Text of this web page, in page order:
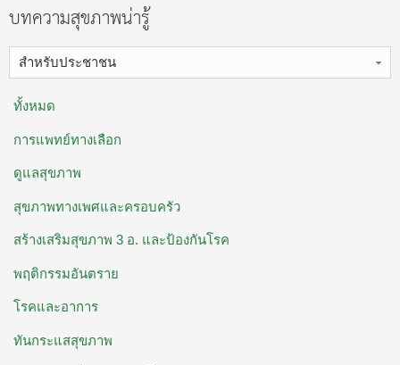
บทความสุขภาพน่ารู้
สำหรับประชาชน
ทั้งหมด
การแพทย์ทางเลือก
ดูแลสุขภาพ
สุขภาพทางเพศและครอบครัว
สร้างเสริมสุขภาพ 3 อ. ​และป้องกันโรค
พฤติกรรมอันตราย
โรคและอาการ
ทันกระแสสุขภาพ